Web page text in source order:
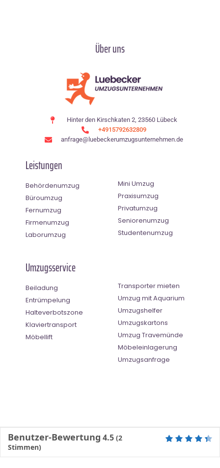
Über uns
Hinter den Kirschkaten 2, 23560 Lübeck
+4915792632809
anfrage@luebeckerumzugsunternehmen.de
Leistungen
Behördenumzug
Büroumzug
Fernumzug
Firmenumzug
Laborumzug
Mini Umzug
Praxisumzug
Privatumzug
Seniorenumzug
Studentenumzug
Umzugsservice
Beiladung
Entrümpelung
Halteverbotszone
Klaviertransport
Möbellift
Transporter mieten
Umzug mit Aquarium
Umzugshelfer
Umzugskartons
Umzug Travemünde
Möbeleinlagerung
Umzugsanfrage
Benutzer-Bewertung 4.5 (2
Stimmen)